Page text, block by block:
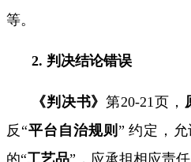
等。
2. 判决结论错误
《判决书》第20-21 页，
反“平台自治规则 ” 约定，
的“工艺品” ，应承担相应责